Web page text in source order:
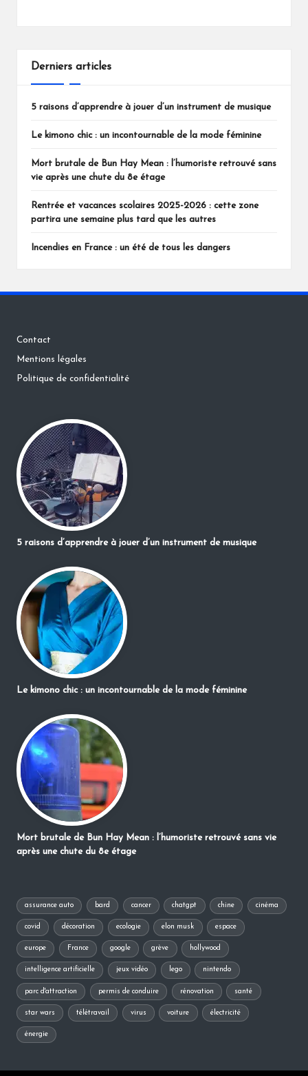
Derniers articles
5 raisons d’apprendre à jouer d’un instrument de musique
Le kimono chic : un incontournable de la mode féminine
Mort brutale de Bun Hay Mean : l’humoriste retrouvé sans
vie après une chute du 8e étage
Rentrée et vacances scolaires 2025-2026 : cette zone
partira une semaine plus tard que les autres
Incendies en France : un été de tous les dangers
Contact
Mentions légales
Politique de confidentialité
5 raisons d’apprendre à jouer d’un instrument de musique
Le kimono chic : un incontournable de la mode féminine
Mort brutale de Bun Hay Mean : l’humoriste retrouvé sans vie
après une chute du 8e étage
assurance auto bard cancer chatgpt chine cinéma
covid décoration ecologie elon musk espace
europe France google grève hollywood
intelligence artificielle jeux vidéo lego nintendo
parc d'attraction permis de conduire rénovation santé
star wars télétravail virus voiture électricité
énergie